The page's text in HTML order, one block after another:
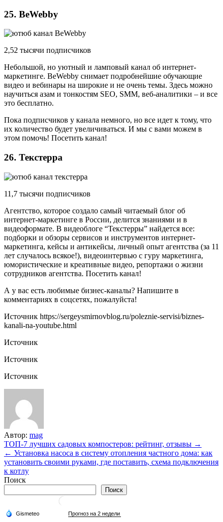
25. BeWebby
2,52 тысячи подписчиков
Небольшой, но уютный и ламповый канал об интернет-
маркетинге. BeWebby снимает подробнейшие обучающие
видео и вебинары на широкие и не очень темы. Здесь можно
научиться азам и тонкостям SEO, SMM, веб-аналитики – и все
это бесплатно.
Пока подписчиков у канала немного, но все идет к тому, что
их количество будет увеличиваться. И мы с вами можем в
этом помочь! Посетить канал!
26. Текстерра
11,7 тысячи подписчиков
Агентство, которое создало самый читаемый блог об
интернет-маркетинге в России, делится знаниями и в
видеоформате. В видеоблоге “Текстерры” найдется все:
подборки и обзоры сервисов и инструментов интернет-
маркетинга, кейсы и антикейсы, личный опыт агентства (за 11
лет случалось всякое!), видеоинтервью с гуру маркетинга,
юмористические и креативные видео, репортажи о жизни
сотрудников агентства. Посетить канал!
А у вас есть любимые бизнес-каналы? Напишите в
комментариях в соцсетях, пожалуйста!
Источник https://sergeysmirnovblog.ru/poleznie-servisi/biznes-
kanali-na-youtube.html
Источник
Источник
Источник
Автор: mag
Навигация
по
записям
ТОП-7 лучших садовых компостеров: рейтинг, отзывы →
← Установка насоса в систему отопления частного дома: как
установить своими руками, где поставить, схема подключения
к котлу
Поиск
Поиск